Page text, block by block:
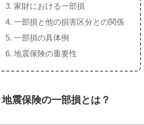
家財における一部損
一部損と他の損害区分との関係
一部損の具体例
地震保険の重要性
地震保険の一部損とは？